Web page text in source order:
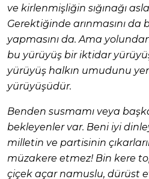
ve kirlenmişliğin sığınağı
Gerektiğinde arınmasını da
yapmasını da. Ama
bu yürüyüş bir iktidar
yürüyüş halkın umudunu
yürüyüşüdür.
Benden susmamı veya
bekleyenler var. Beni iyi
milletin ve partisinin
müzakere etmez! Bin kere
çiçek açar namuslu, dürüst